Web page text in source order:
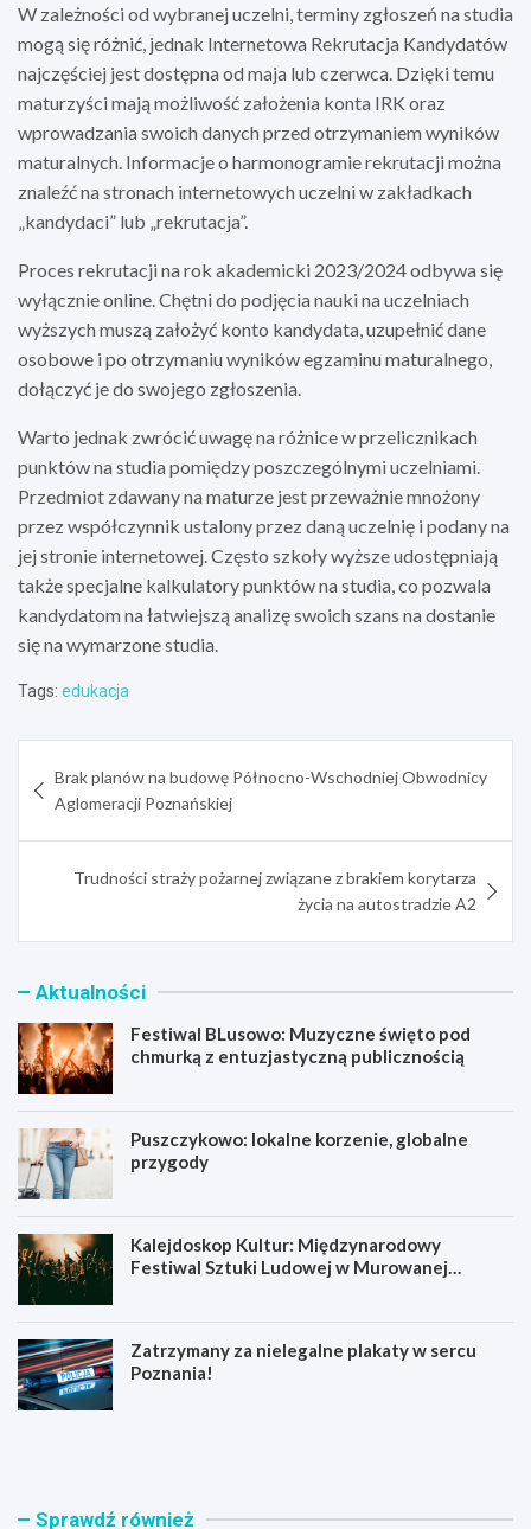
W zależności od wybranej uczelni, terminy zgłoszeń na studia
mogą się różnić, jednak Internetowa Rekrutacja Kandydatów
najczęściej jest dostępna od maja lub czerwca. Dzięki temu
maturzyści mają możliwość założenia konta IRK oraz
wprowadzania swoich danych przed otrzymaniem wyników
maturalnych. Informacje o harmonogramie rekrutacji można
znaleźć na stronach internetowych uczelni w zakładkach
„kandydaci” lub „rekrutacja”.
Proces rekrutacji na rok akademicki 2023/2024 odbywa się
wyłącznie online. Chętni do podjęcia nauki na uczelniach
wyższych muszą założyć konto kandydata, uzupełnić dane
osobowe i po otrzymaniu wyników egzaminu maturalnego,
dołączyć je do swojego zgłoszenia.
Warto jednak zwrócić uwagę na różnice w przelicznikach
punktów na studia pomiędzy poszczególnymi uczelniami.
Przedmiot zdawany na maturze jest przeważnie mnożony
przez współczynnik ustalony przez daną uczelnię i podany na
jej stronie internetowej. Często szkoły wyższe udostępniają
także specjalne kalkulatory punktów na studia, co pozwala
kandydatom na łatwiejszą analizę swoich szans na dostanie
się na wymarzone studia.
Tags: edukacja
wpisu
Brak planów na budowę Północno-Wschodniej Obwodnicy
Aglomeracji Poznańskiej
Trudności straży pożarnej związane z brakiem korytarza
życia na autostradzie A2
Aktualności
Festiwal BLusowo: Muzyczne święto pod
chmurką z entuzjastyczną publicznością
Puszczykowo: lokalne korzenie, globalne
przygody
Kalejdoskop Kultur: Międzynarodowy
Festiwal Sztuki Ludowej w Murowanej
Zatrzymany za nielegalne plakaty w sercu
Poznania!
F
w
P
z Sprawdź również